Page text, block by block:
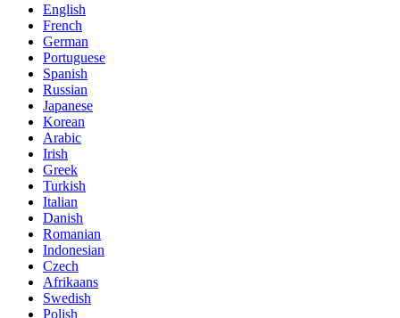
English
French
German
Portuguese
Spanish
Russian
Japanese
Korean
Arabic
Irish
Greek
Turkish
Italian
Danish
Romanian
Indonesian
Czech
Afrikaans
Swedish
Polish